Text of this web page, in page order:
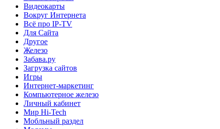
Видеокарты
Вокруг Интернета
Всё про IP-TV
Для Сайта
Другое
Железо
Забава.ру
Загрузка сайтов
Игры
Интернет-маркетинг
Компьютерное железо
Личный кабинет
Мир Hi-Tech
Мобльный раздел